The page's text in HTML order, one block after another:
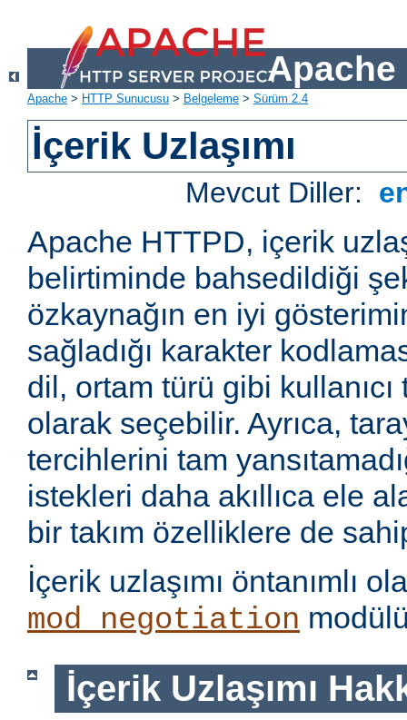
Apache
Apache > HTTP Sunucusu > Belgeleme > Sürüm 2.4
İçerik Uzlaşımı
Mevcut Diller:
Apache HTTPD, içerik
belirtiminde bahsedildiği
özkaynağın en iyi
sağladığı karakter
dil, ortam türü gibi
olarak seçebilir. Ayrıca,
tercihlerini tam
istekleri daha akıllıca ele
bir takım özelliklere de
İçerik uzlaşımı öntanımlı
mod_negotiation
İçerik Uzlaşımı